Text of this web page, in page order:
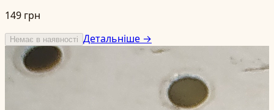
149 грн
Немає в наявності Детальніше →